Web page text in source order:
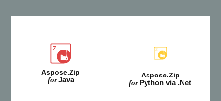
Aspose.Zip
forJava
Aspose.Zip
forPython via .Net